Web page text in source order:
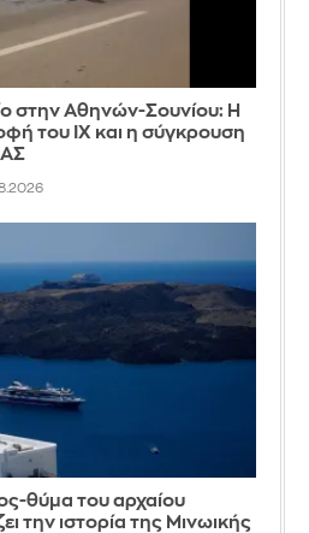
στην Αθηνών-Σουνίου: Η
του ΙΧ και η σύγκρουση
θύμα του αρχαίου
την ιστορία της Μινωικής